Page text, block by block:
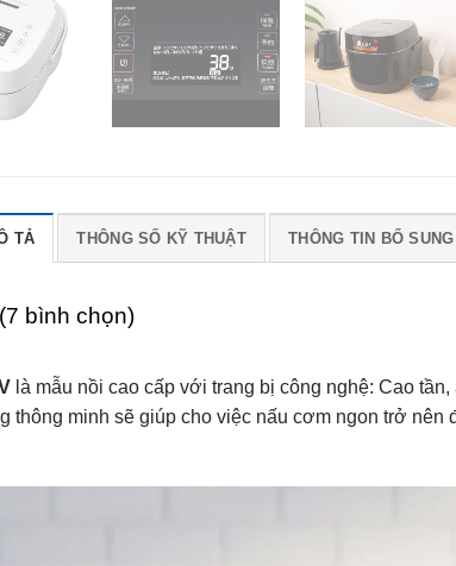
TẢ THÔNG SỐ KỸ THUẬT THÔNG TIN BỔ SUNG
bình chọn)
là mẫu nồi cao cấp với trang bị công nghệ: Cao
thông minh sẽ giúp cho việc nấu cơm ngon trở